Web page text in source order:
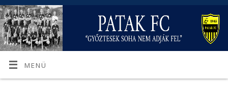
MENÜ